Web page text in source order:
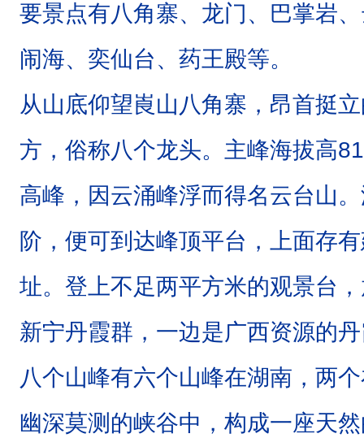
要景点有八角寨、龙门、巴掌岩
闹海、奕仙台、药王殿等。
从山底仰望崀山八角寨，昂首挺
方，俗称八个龙头。主峰海拔高
高峰，因云涌峰浮而得名云台山
阶，便可到达峰顶平台，上面存
址。登上不足两平方米的观景台
新宁丹霞群，一边是广西资源的
八个山峰有六个山峰在湖南，两
幽深莫测的峡谷中，构成一座天